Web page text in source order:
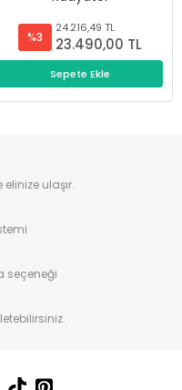
%3
24.216,49 TL
23.490,00 TL
Sepete Ekle
ulaşır.
seçeneği